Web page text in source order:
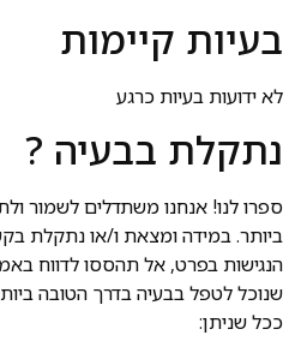
בעיות קיימות
לא ידועות בעיות כרגע
נתקלת בבעיה ?
ספרו לנו! אנחנו משתדלים לשמור
ביותר. במידה ומצאת ו/או נתקלת
הנגישות בפרט, אל תהססו לדווח
שנוכל לטפל בבעיה בדרך הטובה
ככל שניתן: